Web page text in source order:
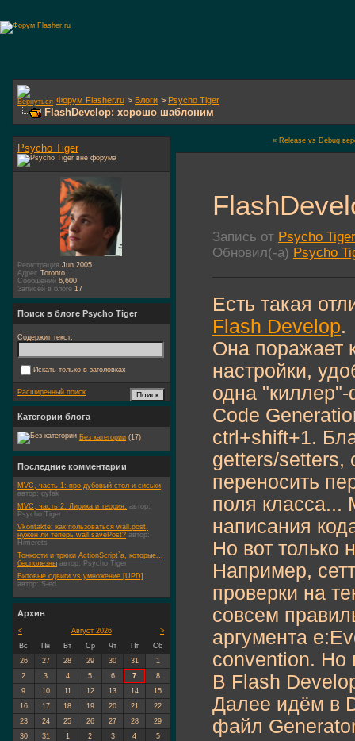
Форум Flasher.ru > Блоги > Psycho Tiger
FlashDevelop: хорошо шаблоним
« Release vs Debug
Запись от Psycho Tiger
Обновил(-а) Psycho
Есть такая
Flash Develop.
Она поражает
настройки,
одна
Code
ctrl+shift+1.
getters/setters,
переносить
поля класса...
написания
Но вот только
Например,
проверки на
совсем
аргумента
convention. Но
В Flash
Далее идём в
файл
Psycho Tiger
Регистрация Jun 2005
Адрес Toronto
Сообщений 6,600
Записей в блоге 17
Поиск в блоге Psycho Tiger
Содержит текст:
Искать только в заголовках
Расширенный поиск
Категории блога
Без категории (17)
Последние комментарии
MVC, часть 1: про дубовый стол и сиськи
автор: gyfak
MVC, часть 2. Лирика и теория. автор:
Psycho Tiger
Vkontakte: как пользоваться wall.post,
нужен ли теперь wall.savePost? автор:
Himerets
Тонкости и трюки ActionScript`а, которые...
бесполезны автор: Psycho Tiger
Битовые сдвиги vs умножение [UPD]
автор: S-ed
Архив
< >
Август 2026
Вс
Пн Вт Ср Чт Пт
Сб
26
27 28 29 30 31
1
2
3 4 5 6 7
8
9
10 11 12 13 14
15
16
17 18 19 20 21
22
23
24 25 26 27 28
29
30
31 1 2 3 4 5